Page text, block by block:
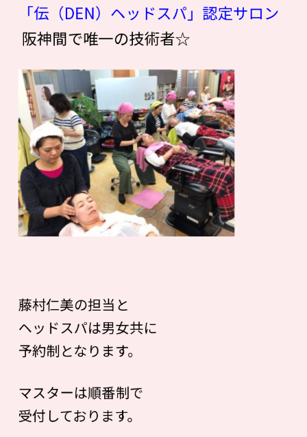
「伝（DEN）ヘッドスパ」認定サロン
阪神間で唯一の技術者☆
藤村仁美の担当と
ヘッドスパは男女共に
予約制となります。
マスターは順番制で
受付しております。